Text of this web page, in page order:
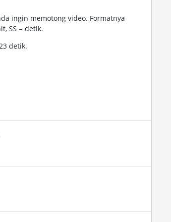
ingin memotong video. Formatnya
SS = detik.
detik.